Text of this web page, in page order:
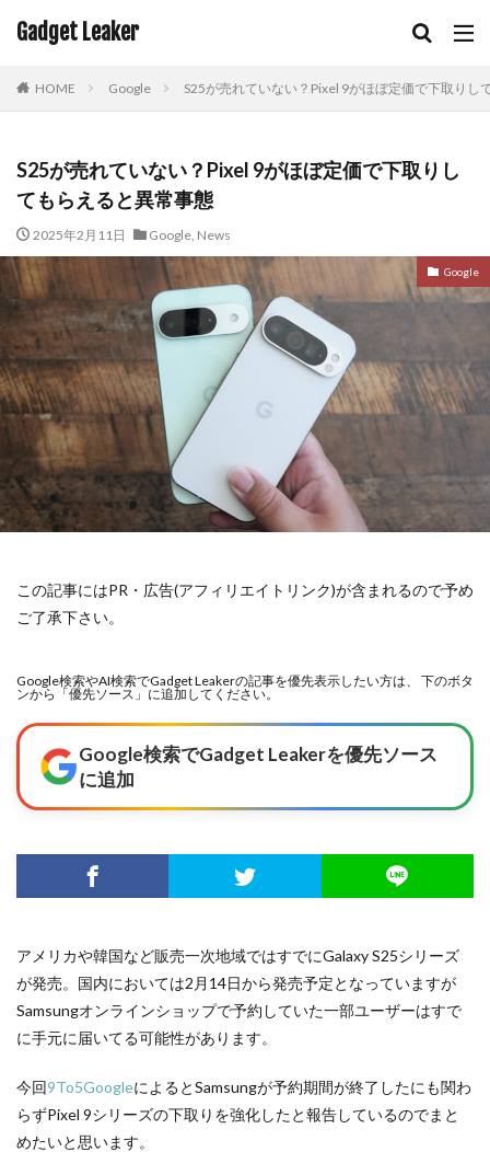
Gadget Leaker
HOME Google S25が売れていない？Pixel 9がほぼ定価で下取りし
S25が売れていない？Pixel 9がほぼ定価で下取りし
てもらえると異常事態
2025年2月11日 Google, News
Google
この記事にはPR・広告(アフィリエイトリンク)が含まれるので予め
ご了承下さい。
Google検索やAI検索でGadget Leakerの記事を優先表示したい方は、 下のボタ
ンから「優先ソース」に追加してください。
Google検索でGadget Leakerを優先ソース
に追加
アメリカや韓国など販売一次地域ではすでにGalaxy S25シリーズ
が発売。国内においては2月14日から発売予定となっていますが
Samsungオンラインショップで予約していた一部ユーザーはすで
に手元に届いてる可能性があります。
今回9To5GoogleによるとSamsungが予約期間が終了したにも関わ
らずPixel 9シリーズの下取りを強化したと報告しているのでまと
めたいと思います。